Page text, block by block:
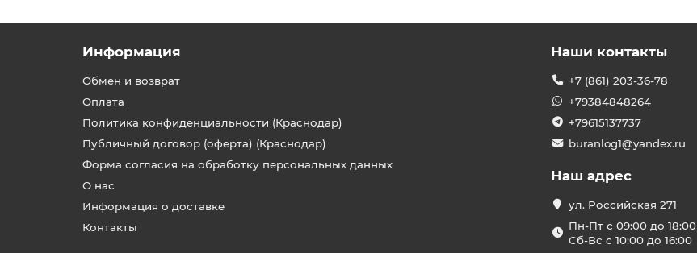
Информация
Обмен и возврат
Оплата
Политика конфиденциальности (Краснодар)
Публичный договор (оферта) (Краснодар)
Форма согласия на обработку персональных данных
О нас
Информация о доставке
Контакты
Наши контакты
+7 (861) 203-36-78
+79384848264
+79615137737
buranlog1@yandex.ru
Наш адрес
ул. Российская 271
Пн-Пт с 09:00 до 18:00
Сб-Вс с 10:00 до 16:00